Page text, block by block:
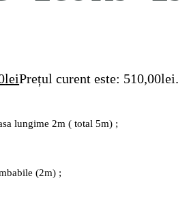
leiPrețul curent este: 510,00lei.
lungime 2m ( total 5m) ;
(2m) ;